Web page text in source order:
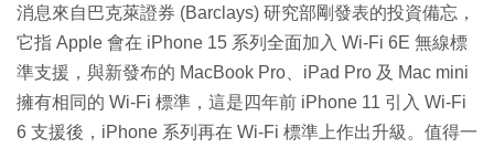
片
消息來自巴克萊證券 (Barclays) 研究部剛發表的投資備忘，
它指 Apple 會在 iPhone 15 系列全面加入 Wi-Fi 6E 無線標
準支援，與新發布的 MacBook Pro、iPad Pro 及 Mac mini
擁有相同的 Wi-Fi 標準，這是四年前 iPhone 11 引入 Wi-Fi
6 支援後，iPhone 系列再在 Wi-Fi 標準上作出升級。值得一